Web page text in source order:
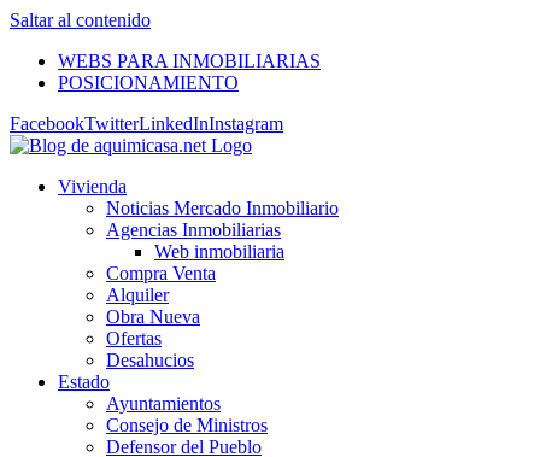
Saltar al contenido
WEBS PARA INMOBILIARIAS
POSICIONAMIENTO
FacebookTwitterLinkedInInstagram
Vivienda
Noticias Mercado Inmobiliario
Agencias Inmobiliarias
Web inmobiliaria
Compra Venta
Alquiler
Obra Nueva
Ofertas
Desahucios
Estado
Ayuntamientos
Consejo de Ministros
Defensor del Pueblo